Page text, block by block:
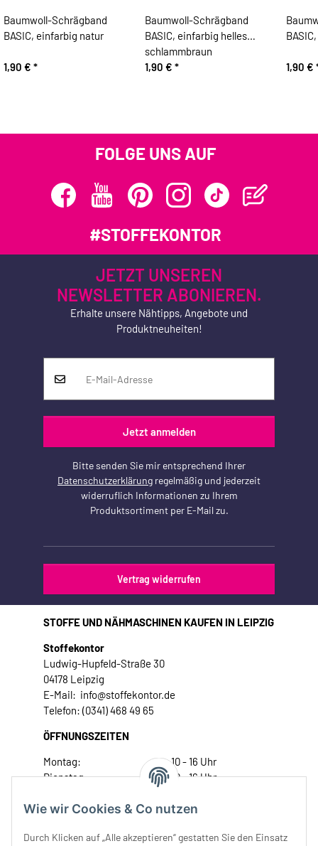
Wie wir Cookies & Co nutzen
Durch Klicken auf „Alle akzeptieren“ gestatten Sie den Einsatz
Baumwoll-Schrägband
BASIC, einfarbig natur
1,90 € *
Baumwoll-Schrägband
BASIC, einfarbig helles
schlammbraun
1,90 € * 1,90 €
FOLGE UNS AUF
#STOFFEKONTOR
JETZT UNSEREN
NEWSLETTER ABONIEREN.
Erhalte unsere Nähtipps, Angebote und
Produktneuheiten!
Jetzt anmelden
Bitte senden Sie mir entsprechend Ihrer
Datenschutzerklärung regelmäßig und jederzeit
widerruflich Informationen zu Ihrem
Produktsortiment per E-Mail zu.
Vertrag widerrufen
STOFFE UND NÄHMASCHINEN KAUFEN IN LEIPZIG
Stoffekontor
Ludwig-Hupfeld-Straße 30
04178 Leipzig
E-Mail: info@stoffekontor.de
Telefon: (0341) 468 49 65
ÖFFNUNGSZEITEN
Montag:
10 - 16 Uhr
Dienstag:
10 - 16 Uhr
Donnerstag:
10 - 18 Uhr
Samstag:
10 - 14 Uhr